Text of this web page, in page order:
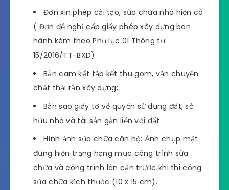
Đơn xin phép cải tạo, sửa chữa nhà hiện có
( Đơn đề nghị cấp giấy phép xây dựng ban
hành kèm theo Phụ lục 01 Thông tư
15/2016/TT-BXD)
Bản cam kết tập kết thu gom, vận chuyển
chất thải rắn xây dựng;
Bản sao giấy tờ về quyền sử dụng đất, sở
hữu nhà và tài sản gắn liền với đất.
Hình ảnh sửa chữa căn hộ: Ảnh chụp mặt
đứng hiện trạng hạng mục công trình sửa
chữa và công trình lân cận trước khi thi công
sửa chữa kích thước (10 x 15 cm).